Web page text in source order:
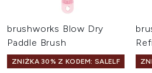
brushworks Blow Dry
Paddle Brush
ZNIŻKA 30% Z KODEM: SALELF